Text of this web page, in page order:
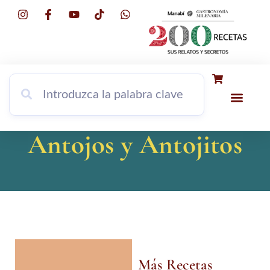
Antojos y Antojitos
Más Recetas